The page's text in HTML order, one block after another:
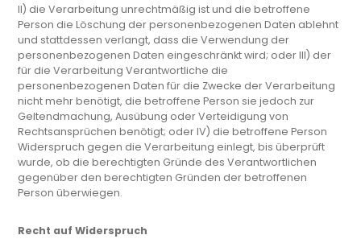
II) die Verarbeitung unrechtmäßig ist und die betroffene
Person die Löschung der personenbezogenen Daten ablehnt
und stattdessen verlangt, dass die Verwendung der
personenbezogenen Daten eingeschränkt wird; oder III) der
für die Verarbeitung Verantwortliche die
personenbezogenen Daten für die Zwecke der Verarbeitung
nicht mehr benötigt, die betroffene Person sie jedoch zur
Geltendmachung, Ausübung oder Verteidigung von
Rechtsansprüchen benötigt; oder IV) die betroffene Person
Widerspruch gegen die Verarbeitung einlegt, bis überprüft
wurde, ob die berechtigten Gründe des Verantwortlichen
gegenüber den berechtigten Gründen der betroffenen
Person überwiegen.
Recht auf Widerspruch